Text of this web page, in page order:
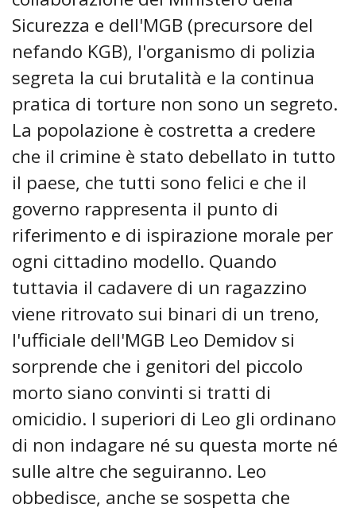
Sicurezza e dell'MGB (precursore del
nefando KGB), l'organismo di polizia
segreta la cui brutalità e la continua
pratica di torture non sono un segreto.
La popolazione è costretta a credere
che il crimine è stato debellato in tutto
il paese, che tutti sono felici e che il
governo rappresenta il punto di
riferimento e di ispirazione morale per
ogni cittadino modello. Quando
tuttavia il cadavere di un ragazzino
viene ritrovato sui binari di un treno,
l'ufficiale dell'MGB Leo Demidov si
sorprende che i genitori del piccolo
morto siano convinti si tratti di
omicidio. I superiori di Leo gli ordinano
di non indagare né su questa morte né
sulle altre che seguiranno. Leo
obbedisce, anche se sospetta che